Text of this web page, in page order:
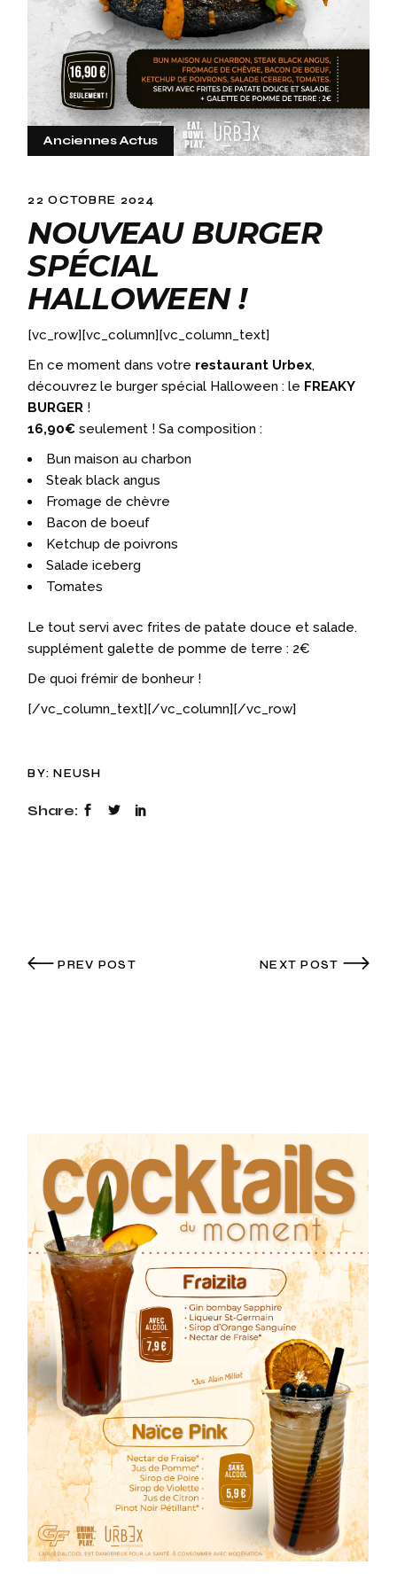
Anciennes Actus
22 OCTOBRE 2024
NOUVEAU BURGER
SPÉCIAL
HALLOWEEN !
[vc_row][vc_column][vc_column_text]
En ce moment dans votre restaurant Urbex,
découvrez le burger spécial Halloween : le FREAKY
BURGER !
16,90€ seulement ! Sa composition :
Bun maison au charbon
Steak black angus
Fromage de chèvre
Bacon de boeuf
Ketchup de poivrons
Salade iceberg
Tomates
Le tout servi avec frites de patate douce et salade.
supplément galette de pomme de terre : 2€
De quoi frémir de bonheur !
[/vc_column_text][/vc_column][/vc_row]
BY: NEUSH
Share:
PREV POST NEXT POST